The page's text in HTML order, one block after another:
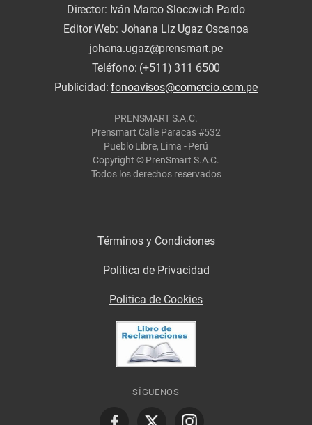
Director: Iván Marco Slocovich Pardo
Editor Web: Johana Liz Ugaz Oscanoa
johana.ugaz@prensmart.pe
Teléfono: (+511) 311 6500
Publicidad:fonoavisos@comercio.com.pe
PRENSMART S.A.C.
Prensmart Calle Paracas #532
Pueblo Libre, Lima - Perú
Copyright © PrenSmart S.A.C.
Todos los derechos reservados
Términos y Condiciones
Política de Privacidad
Politica de Cookies
SÍGUENOS